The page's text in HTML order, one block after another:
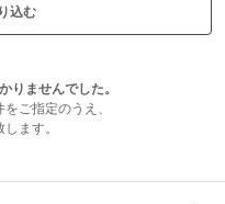
込む
りませんでした。
ご指定のうえ、
ます。